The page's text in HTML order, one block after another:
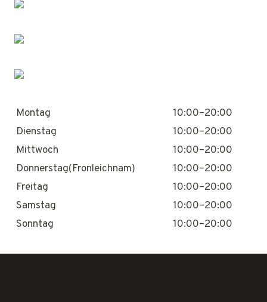
Montag
10:00–20:00
Dienstag
10:00–20:00
Mittwoch
10:00–20:00
Donnerstag(Fronleichnam)
10:00–20:00
Freitag
10:00–20:00
Samstag
10:00–20:00
Sonntag
10:00–20:00